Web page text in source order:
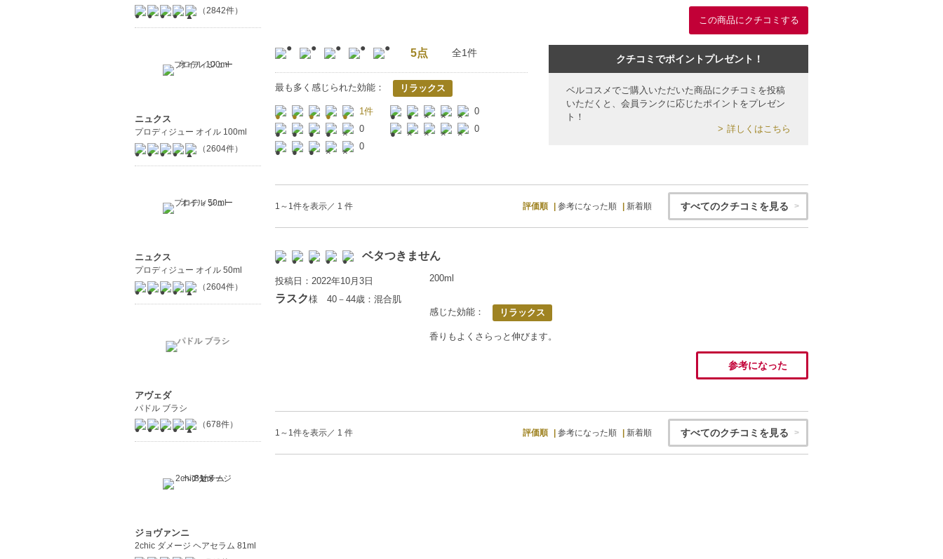
この商品にクチコミする
5点 全1件
最も多く感じられた効能： リラックス
1件
0
0
0
0
クチコミでポイントプレゼント！
ベルコスメでご購入いただいた商品にクチコミを投稿
いただくと、会員ランクに応じたポイントをプレゼン
ト！
詳しくはこちら
1～1件を表示／ 1 件 評価順 参考になった順 新着順 すべてのクチコミを見る
ベタつきません
投稿日：2022年10月3日
ラスク様 40－44歳：混合肌
200ml
感じた効能： リラックス
香りもよくさらっと伸びます。
参考になった
1～1件を表示／ 1 件 評価順 参考になった順 新着順 すべてのクチコミを見る
（2842件）
ニュクス
プロディジュー オイル 100ml
（2604件）
ニュクス
プロディジュー オイル 50ml
（2604件）
アヴェダ
パドル ブラシ
（678件）
ジョヴァンニ
2chic ダメージ ヘアセラム 81ml